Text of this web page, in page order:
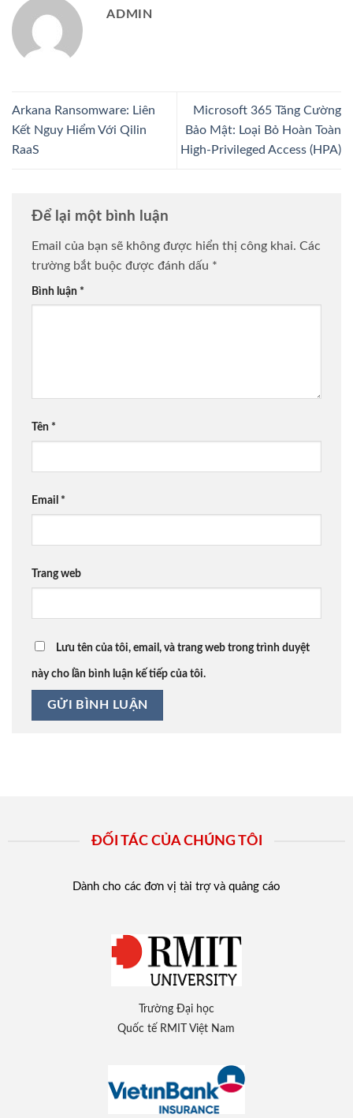
ADMIN
Arkana Ransomware: Liên
Kết Nguy Hiểm Với Qilin
RaaS
Microsoft 365 Tăng Cường
Bảo Mật: Loại Bỏ Hoàn Toàn
High-Privileged Access (HPA)
Để lại một bình luận
Email của bạn sẽ không được hiển thị công khai. Các
trường bắt buộc được đánh dấu *
Bình luận *
Tên *
Email *
Trang web
Lưu tên của tôi, email, và trang web trong trình duyệt
này cho lần bình luận kế tiếp của tôi.
ĐỐI TÁC CỦA CHÚNG TÔI
Dành cho các đơn vị tài trợ và quảng cáo
Trường Đại học
Quốc tế RMIT Việt Nam